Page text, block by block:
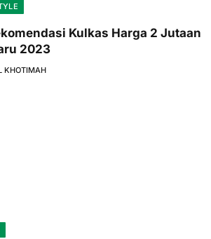
Kulkas Harga 2 Jutaan
2023
KHOTIMAH